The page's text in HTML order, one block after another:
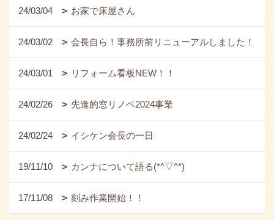
24/03/04 お家で床屋さん
24/03/02 会長自ら！事務所前リニューアルしました！
24/03/01 リフォーム看板NEW！！
24/02/26 先進的窓リノベ2024事業
24/02/24 イシケン会長の一日
19/11/10 カンナについて語る(*^▽^*)
17/11/08 刻み作業開始！！